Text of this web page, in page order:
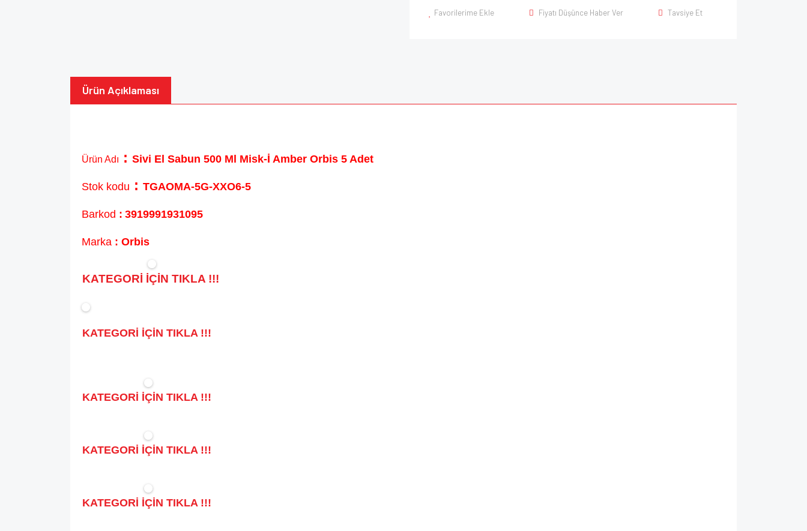
Favorilerime Ekle Fiyatı Düşünce Haber Ver Tavsiye Et
Ürün Açıklaması
Ürün Adı : Sivi El Sabun 500 Ml Misk-İ Amber Orbis 5 Adet
Stok kodu : TGAOMA-5G-XXO6-5
Barkod : 3919991931095
Marka : Orbis
KATEGORİ İÇİN TIKLA !!!
KATEGORİ İÇİN TIKLA !!!
KATEGORİ İÇİN TIKLA !!!
KATEGORİ İÇİN TIKLA !!!
KATEGORİ İÇİN TIKLA !!!